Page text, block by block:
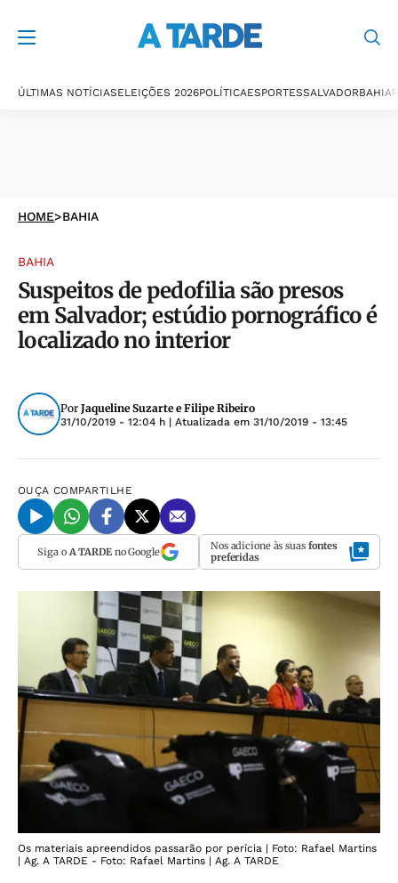
ÚLTIMAS NOTÍCIASELEIÇÕES 2026POLÍTICAESPORTESSALVADORBAHIA
HOME>BAHIA
BAHIA
Suspeitos de pedofilia são presos
em Salvador; estúdio pornográfico é
localizado no interior
Por Jaqueline Suzarte e Filipe Ribeiro
31/10/2019 - 12:04 h | Atualizada em 31/10/2019 - 13:45
OUÇA COMPARTILHE
Siga o A TARDEno Google Nos adicione às suas fontes
preferidas
Os materiais apreendidos passarão por perícia | Foto: Rafael Martins
| Ag. A TARDE - Foto: Rafael Martins | Ag. A TARDE